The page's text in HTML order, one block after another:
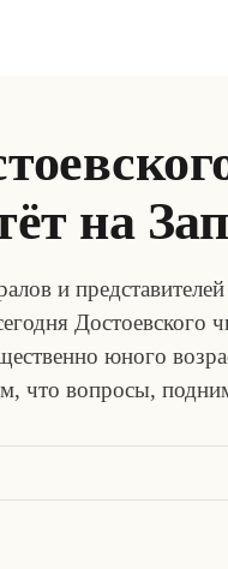
на
и
Достоевского
юного
что вопросы,